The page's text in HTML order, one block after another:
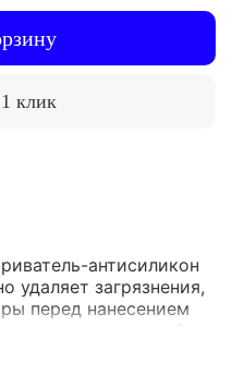
клик
антисиликон
удаляет загрязнения,
перед нанесением
750 мл удобен для